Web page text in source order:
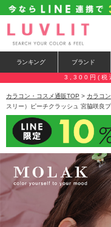
ランキング ブランド
3,300円(税
カラコン・コスメ通販TOP > カラコン
スリー）ピーチクラッシュ 宮脇咲良